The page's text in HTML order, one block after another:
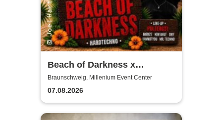
Beach of Darkness x
Poltergst x Techno
Braunschweig, Millenium Event Center
07.08.2026